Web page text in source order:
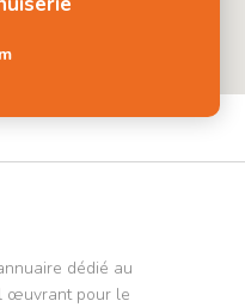
dédié au
œuvrant pour le